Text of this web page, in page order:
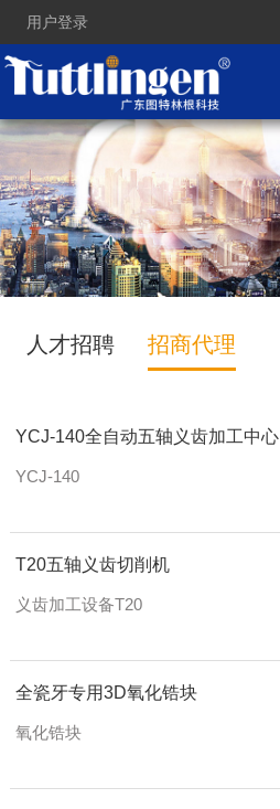
用户登录
人才招聘 招商代理
YCJ-140全自动五轴义齿加工中心
YCJ-140
T20五轴义齿切削机
义齿加工设备T20
全瓷牙专用3D氧化锆块
氧化锆块